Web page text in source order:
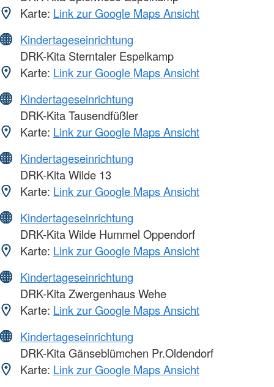
Karte: Link zur Google Maps Ansicht
Kindertageseinrichtung
DRK-Kita Sterntaler Espelkamp
Karte: Link zur Google Maps Ansicht
Kindertageseinrichtung
DRK-Kita Tausendfüßler
Karte: Link zur Google Maps Ansicht
Kindertageseinrichtung
DRK-Kita Wilde 13
Karte: Link zur Google Maps Ansicht
Kindertageseinrichtung
DRK-Kita Wilde Hummel Oppendorf
Karte: Link zur Google Maps Ansicht
Kindertageseinrichtung
DRK-Kita Zwergenhaus Wehe
Karte: Link zur Google Maps Ansicht
Kindertageseinrichtung
DRK-Kita Gänseblümchen Pr.Oldendorf
Karte: Link zur Google Maps Ansicht